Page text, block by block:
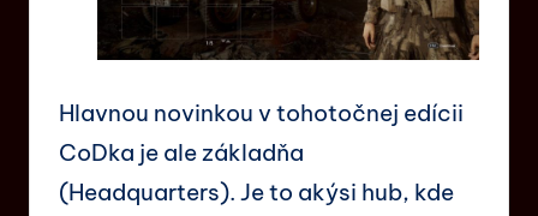
Hlavnou novinkou v tohotočnej edícii
CoDka je ale základňa
(Headquarters). Je to akýsi hub, kde